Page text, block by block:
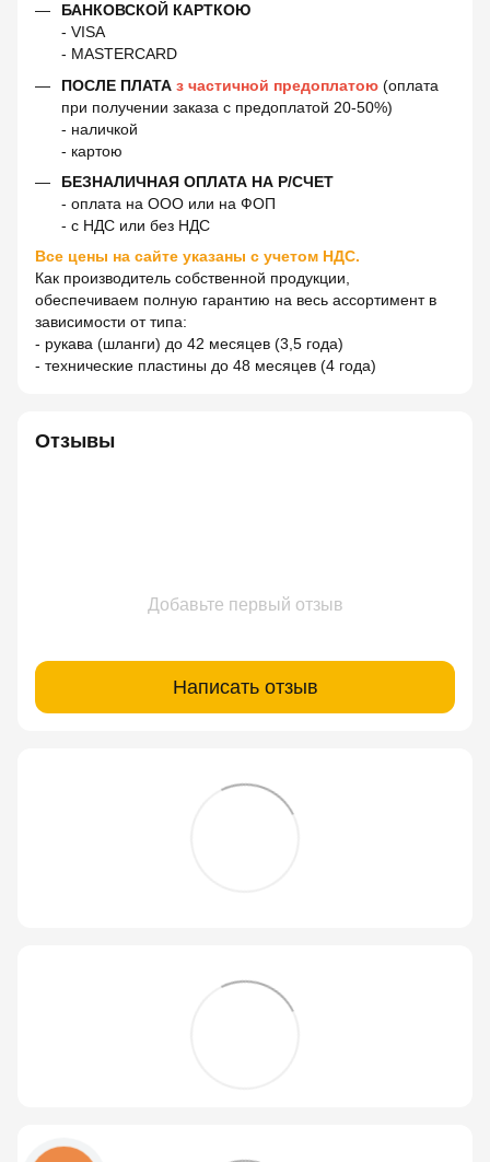
БАНКОВСКОЙ КАРТКОЮ
- VISA
- MASTERCARD
ПОСЛЕ ПЛАТА з частичной предоплатою (оплата
при получении заказа с предоплатой 20-50%)
- наличкой
- картою
БЕЗНАЛИЧНАЯ ОПЛАТА НА Р/СЧЕТ
- оплата на ООО или на ФОП
- с НДС или без НДС
Все цены на сайте указаны с учетом НДС.
Как производитель собственной продукции,
обеспечиваем полную гарантию на весь ассортимент в
зависимости от типа:
- рукава (шланги) до 42 месяцев (3,5 года)
- технические пластины до 48 месяцев (4 года)
Отзывы
Добавьте первый отзыв
Написать отзыв